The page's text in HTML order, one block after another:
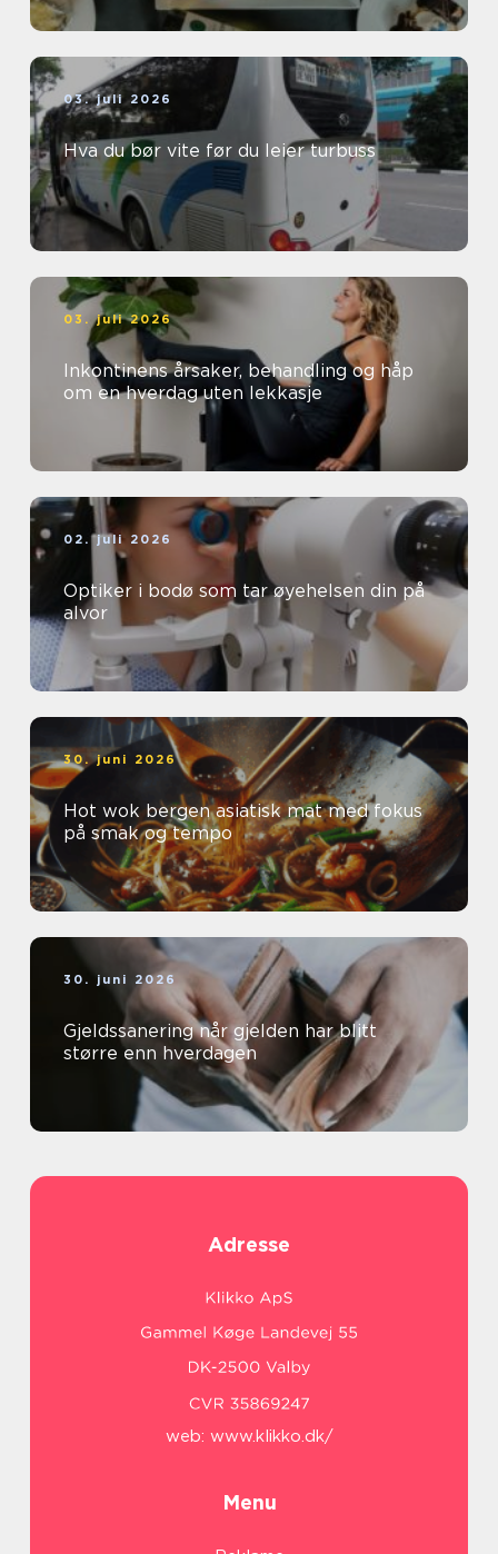
03. juli 2026
Hva du bør vite før du leier turbuss
03. juli 2026
Inkontinens årsaker, behandling og håp
om en hverdag uten lekkasje
02. juli 2026
Optiker i bodø som tar øyehelsen din på
alvor
30. juni 2026
Hot wok bergen asiatisk mat med fokus
på smak og tempo
30. juni 2026
Gjeldssanering når gjelden har blitt
større enn hverdagen
Adresse
web: www.klikko.dk/
Menu